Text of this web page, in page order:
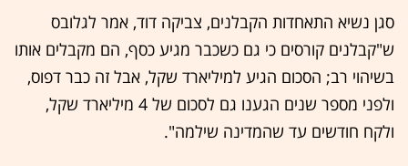
סגן נשיא התאחדות הקבלנים, צביקה דוד, אמר לגלובס
ש"קבלנים קורסים כי גם כשכבר מגיע כסף, הם מקבלים אותו
בשיהוי רב; הסכום הגיע למיליארד שקל, אבל זה כבר דפוס,
ולפני מספר שנים הגענו גם לסכום של 4 מיליארד שקל,
ולקח חודשים עד שהמדינה שילמה".